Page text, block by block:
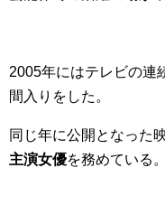
2005年にはテレビの連
間入りをした。
同じ年に公開となった
主演女優を務めている。